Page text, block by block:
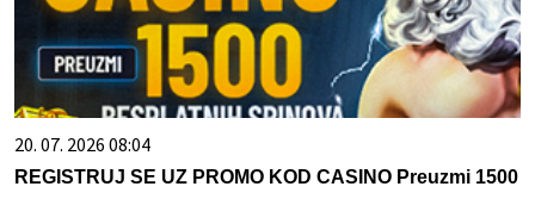
20. 07. 2026 08:04
REGISTRUJ SE UZ PROMO KOD CASINO Preuzmi 1500